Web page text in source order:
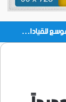
برعاية الرئيس الزُبيدي.. بدء انعقاد الاجتماع الموسع للقيادات المحلية بالعاصمة ولمديريات وكتل مجلس العموم ومنسقيات الجامعة بالعاصمة عدن